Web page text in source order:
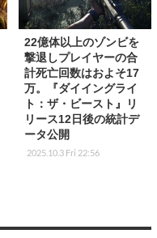
22億体以上のゾンビを
撃退しプレイヤーの合
計死亡回数はおよそ17
万。『ダイイングライ
ト：ザ・ビースト』リ
リース12日後の統計デ
ータ公開
2025.10.3 Fri 22:56